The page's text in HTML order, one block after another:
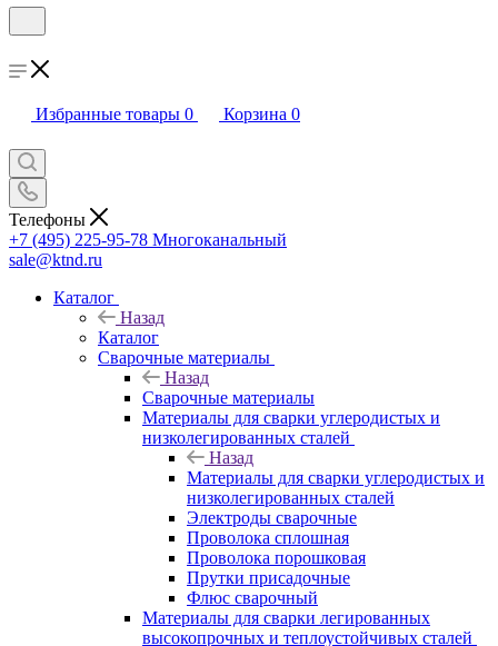
Избранные товары 0 Корзина 0
Телефоны
+7 (495) 225-95-78 Многоканальный
sale@ktnd.ru
Каталог
Назад
Каталог
Сварочные материалы
Назад
Сварочные материалы
Материалы для сварки углеродистых и
низколегированных сталей
Назад
Материалы для сварки углеродистых и
низколегированных сталей
Электроды сварочные
Проволока сплошная
Проволока порошковая
Прутки присадочные
Флюс сварочный
Материалы для сварки легированных
высокопрочных и теплоустойчивых сталей